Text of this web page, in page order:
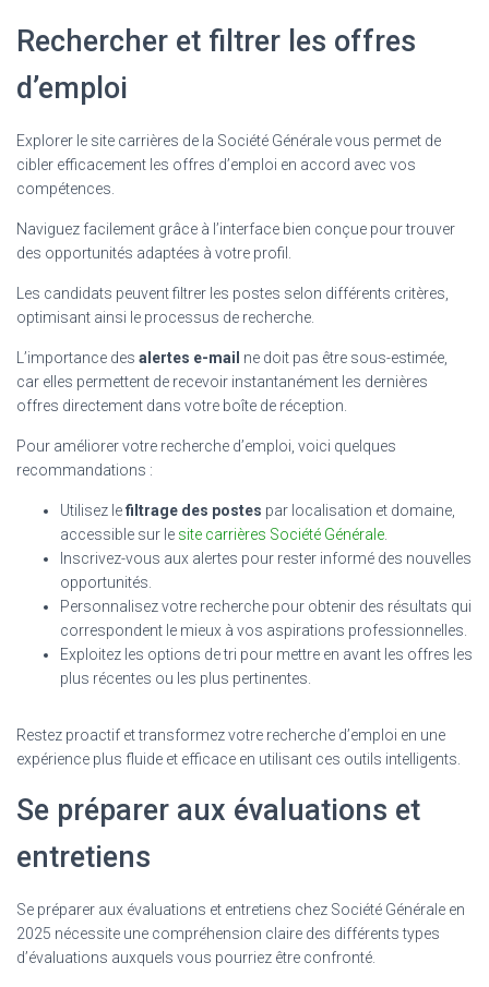
Rechercher et filtrer les offres
d’emploi
Explorer le site carrières de la Société Générale vous permet de
cibler efficacement les offres d’emploi en accord avec vos
compétences.
Naviguez facilement grâce à l’interface bien conçue pour trouver
des opportunités adaptées à votre profil.
Les candidats peuvent filtrer les postes selon différents critères,
optimisant ainsi le processus de recherche.
L’importance des alertes e-mail ne doit pas être sous-estimée,
car elles permettent de recevoir instantanément les dernières
offres directement dans votre boîte de réception.
Pour améliorer votre recherche d’emploi, voici quelques
recommandations :
Utilisez lefiltrage des postes par localisation et domaine,
accessible sur le site carrières Société Générale
Inscrivez-vous aux alertes pour rester informé des nouvelles
opportunités.
Personnalisez votre recherche pour obtenir des résultats qui
correspondent le mieux à vos aspirations professionnelles.
Exploitez les options de tri pour mettre en avant les offres les
plus récentes ou les plus pertinentes.
Restez proactif et transformez votre recherche d’emploi en une
expérience plus fluide et efficace en utilisant ces outils intelligents.
Se préparer aux évaluations et
entretiens
Se préparer aux évaluations et entretiens chez Société Générale en
2025 nécessite une compréhension claire des différents types
d’évaluations auxquels vous pourriez être confronté.